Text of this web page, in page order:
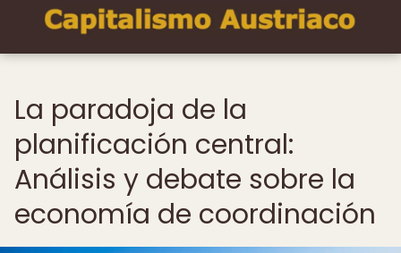
La paradoja de la
planificación central:
Análisis y debate sobre la
economía de coordinación